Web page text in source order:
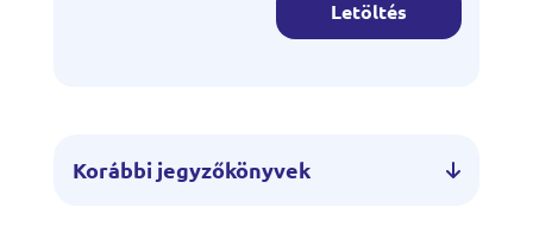
Letöltés
Korábbi jegyzőkönyvek